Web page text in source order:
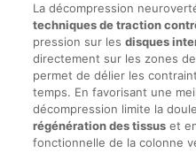
La décompression
techniques de traction
pression sur les disques
directement sur les zones
permet de délier les
temps. En favorisant une
décompression limite la
régénération des tissuset
fonctionnelle de la colonne